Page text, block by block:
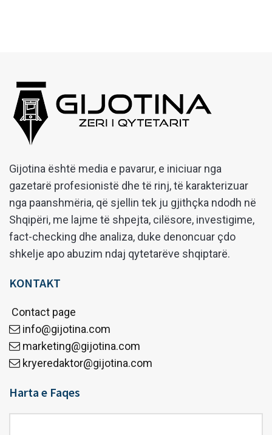
Gijotina është media e pavarur, e iniciuar nga
gazetarë profesionistë dhe të rinj, të karakterizuar
nga paanshmëria, që sjellin tek ju gjithçka ndodh në
Shqipëri, me lajme të shpejta, cilësore, investigime,
fact-checking dhe analiza, duke denoncuar çdo
shkelje apo abuzim ndaj qytetarëve shqiptarë.
KONTAKT
Contact page
info@gijotina.com
marketing@gijotina.com
kryeredaktor@gijotina.com
Harta e Faqes